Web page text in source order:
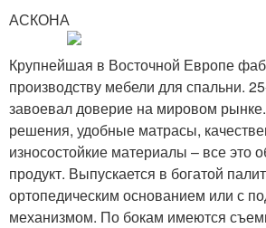
АСКОНА
Крупнейшая в Восточной Европе
производству мебели для спальни.
завоевал доверие на мировом
решения, удобные матрасы,
износостойкие материалы – все это
продукт. Выпускается в богатой
ортопедическим основанием или с
механизмом. По бокам имеются